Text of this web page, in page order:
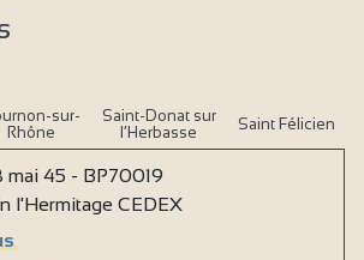
sur-
Rhône
Saint-Donat sur
l’Herbasse
Saint Félicien
mai 45 - BP70019
l'Hermitage CEDEX